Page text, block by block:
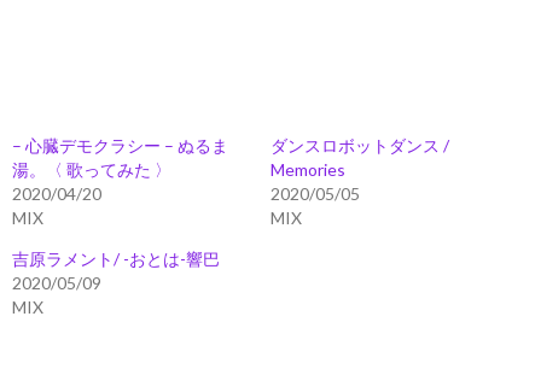
– 心臓デモクラシー – ぬるま
湯。〈 歌ってみた 〉
2020/04/20
MIX
ダンスロボットダンス /
Memories
2020/05/05
MIX
吉原ラメント/ -おとは-響巴
2020/05/09
MIX